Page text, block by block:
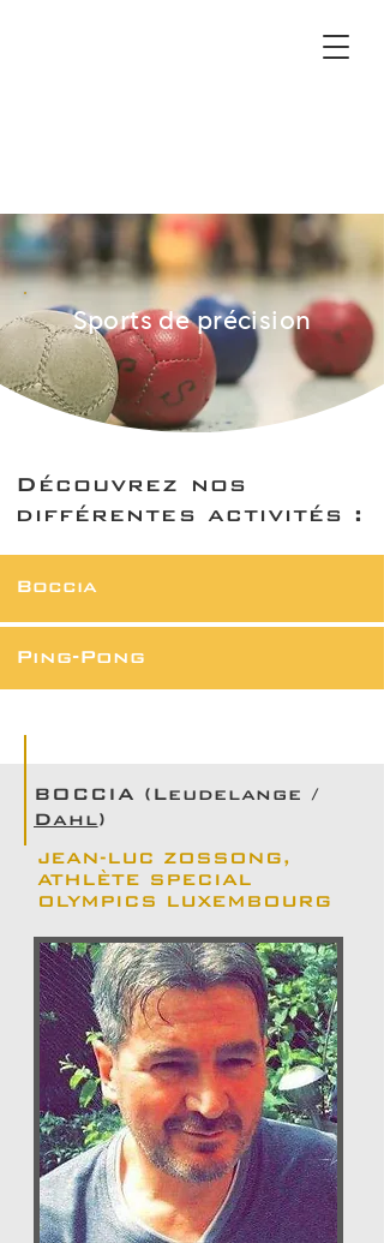
Sports de précision
Découvrez nos
différentes activités :
Boccia
Ping-Pong
BOCCIA (Leudelange /
Dahl)
JEAN-LUC ZOSSONG,
ATHLÈTE SPECIAL
OLYMPICS LUXEMBOURG